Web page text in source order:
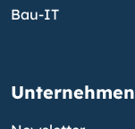
Bau-IT
Unternehmen